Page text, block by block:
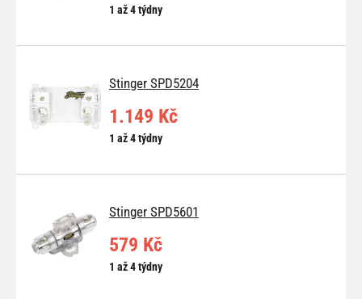
1 až 4 týdny
Stinger SPD5204
1.149 Kč
1 až 4 týdny
Stinger SPD5601
579 Kč
1 až 4 týdny